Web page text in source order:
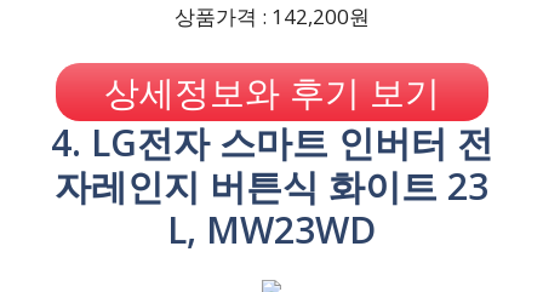
상품가격 : 142,200원
상세정보와 후기 보기
4. LG전자 스마트 인버터 전
자레인지 버튼식 화이트 23
L, MW23WD